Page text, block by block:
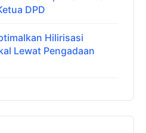
DPD
Hilirisasi
Lewat Pengadaan